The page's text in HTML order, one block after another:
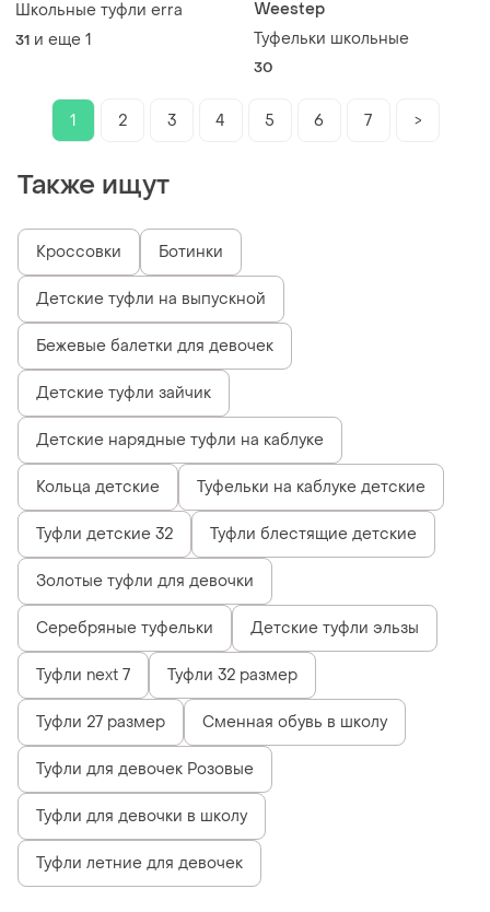
Школьные туфли erra
31 и еще 1
Weestep
Туфельки школьные
30
1 2 3 4 5 6 7 >
Также ищут
Кроссовки Ботинки
Детские туфли на выпускной
Бежевые балетки для девочек
Детские туфли зайчик
Детские нарядные туфли на каблуке
Кольца детские Туфельки на каблуке детские
Туфли детские 32 Туфли блестящие детские
Золотые туфли для девочки
Серебряные туфельки Детские туфли эльзы
Туфли next 7 Туфли 32 размер
Туфли 27 размер Сменная обувь в школу
Туфли для девочек Розовые
Туфли для девочки в школу
Туфли летние для девочек